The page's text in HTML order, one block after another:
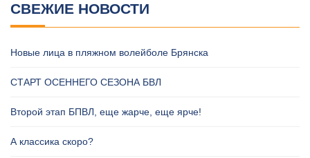
СВЕЖИЕ НОВОСТИ
Новые лица в пляжном волейболе Брянска
СТАРТ ОСЕННЕГО СЕЗОНА БВЛ
Второй этап БПВЛ, еще жарче, еще ярче!
А классика скоро?